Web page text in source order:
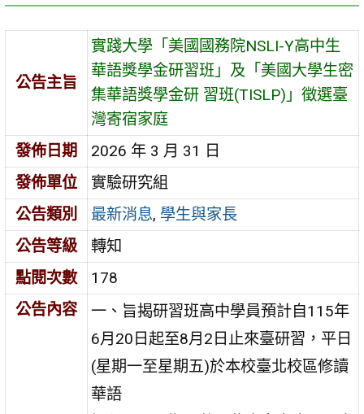
公告主旨
實踐大學「美國國務院NSLI-Y高中生
華語獎學金研習班」及「美國大學生密
集華語獎學金研 習班(TISLP)」徵選臺
灣寄宿家庭
發佈日期
2026 年 3 月 31 日
發佈單位
實驗研究組
公告類別
最新消息, 學生與家長
公告等級
轉知
點閱次數
178
公告內容
一、旨揭研習班高中學員預計自115年
6月20日起至8月2日止來臺研習，平日
(星期一至星期五)於本校臺北校區修讀
華語